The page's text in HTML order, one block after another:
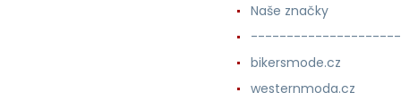
Naše značky
bikersmode.cz
westernmoda.cz